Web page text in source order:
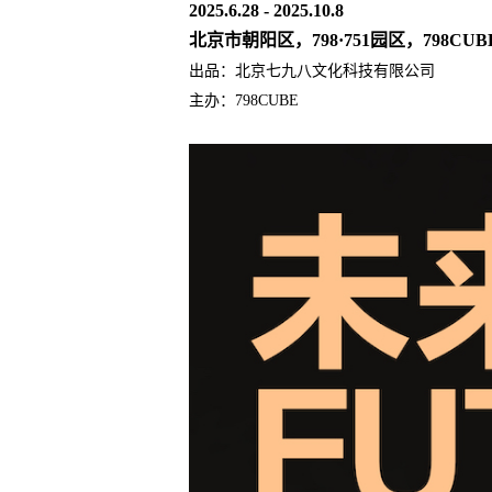
2025.6.28 - 2025.10.8
北京市朝阳区，798·751园区，
出品：北京七九八文化科技有限公司
主办：798CUBE